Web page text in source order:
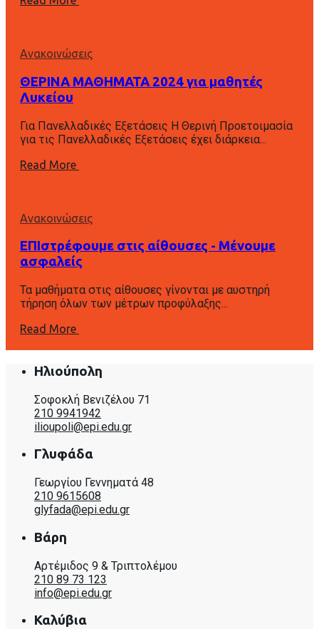
Ανακοινώσεις
ΘΕΡΙΝΑ ΜΑΘΗΜΑΤΑ 2024 για μαθητές
Λυκείου
Για Πανελλαδικές Εξετάσεις Η Θερινή Προετοιμασία
για τις Πανελλαδικές Εξετάσεις έχει διάρκεια...
Read More
Ανακοινώσεις
ΕΠΙστρέφουμε στις αίθουσες - Μένουμε
ασφαλείς
Τα μαθήματα στις αίθουσες γίνονται με αυστηρή
τήρηση όλων των μέτρων προφύλαξης...
Read More
Ηλιούπολη
Σοφοκλή Βενιζέλου 71
210 9941942
ilioupoli@epi.edu.gr
Γλυφάδα
Γεωργίου Γεννηματά 48
210 9615608
glyfada@epi.edu.gr
Βάρη
Αρτέμιδος 9 & Τριπτολέμου
210 89 73 123
info@epi.edu.gr
Καλύβια